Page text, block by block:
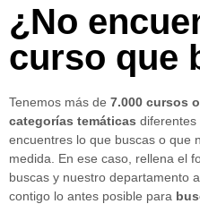
¿No
curso que
Tenemos más de 7.000 cursos
categorías temáticas diferentes
encuentres lo que buscas o que
medida. En ese caso, rellena el
buscas y nuestro departamento
contigo lo antes posible para